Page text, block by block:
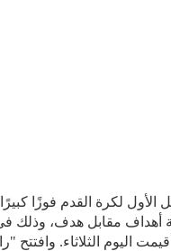
الأول لكرة القدم فوزًا
مقابل هدف، وذلك في
اليوم الثلاثاء. وافتتح